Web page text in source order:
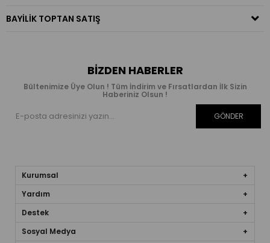
BAYILIK TOPTAN SATIŞ
BIZDEN HABERLER
Bültenimize Üye Olun ! Tüm İndirim ve Fırsatlardan İlk Sizin
Haberiniz Olsun !
GÖNDER
Kurumsal
Yardım
Destek
Sosyal Medya